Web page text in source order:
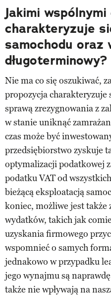
Jakimi
charakteryzuje
samochodu oraz
długoterminowy?
Nie ma co się oszukiwać,
propozycja charakteryzuje
sprawą zrezygnowania z
w stanie uniknąć
czas może być
przedsiębiorstwo zyskuje
optymalizacji podatkowej
podatku VAT od
bieżącą eksploatacją
koniec, możliwe jest także
wydatków, takich jak
uzyskania firmowego
wspomnieć o samych
jednakowo w przypadku
jego wynajmu są
także nie wpływają na